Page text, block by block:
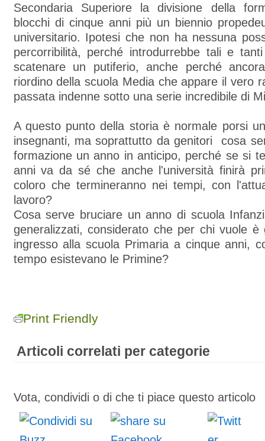
Secondaria Superiore la divisione della
blocchi di cinque anni più un biennio
universitario. Ipotesi che non ha nessuna
percorribilità, perché introdurrebbe tali e
scatenare un putiferio, anche perché
riordino della scuola Media che appare il vero
passata indenne sotto una serie incredibile di
A questo punto della storia è normale porsi
insegnanti, ma soprattutto da genitori cosa
formazione un anno in anticipo, perché se si
anni va da sé che anche l'università finirà
coloro che termineranno nei tempi, con
lavoro?
Cosa serve bruciare un anno di scuola
generalizzati, considerato che per chi vuole è
ingresso alla scuola Primaria a cinque anni,
tempo esistevano le Primine?
Print Friendly
Articoli correlati per categorie
Vota, condividi o di che ti piace questo articolo